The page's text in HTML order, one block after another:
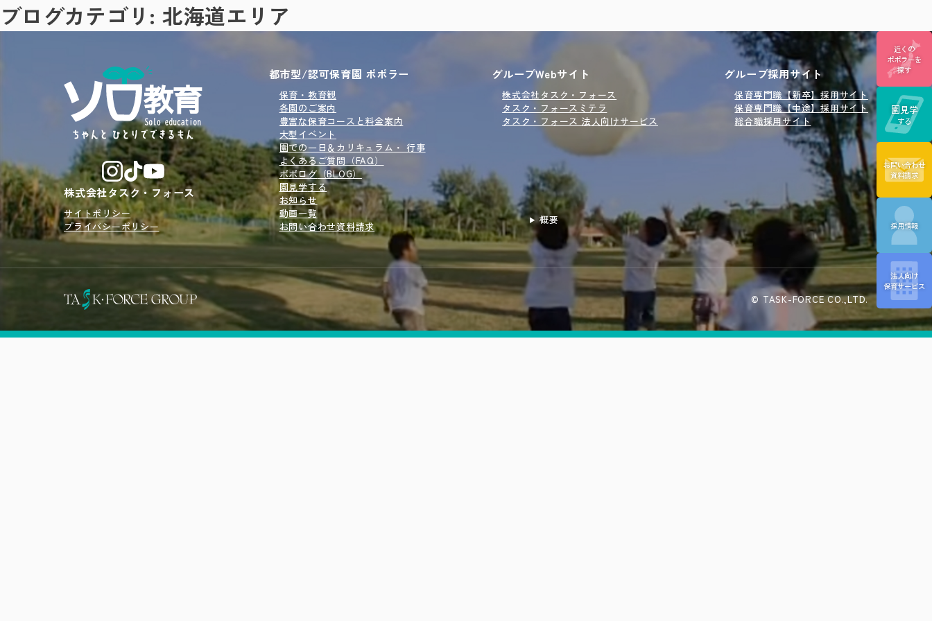
ブログカテゴリ: 北海道エリア
近くの
ポポラーを
探す
園見学
する
お問い合わせ
資料請求
採用情報
法人向け
保育サービス
株式会社タスク・フォース
サイトポリシー
プライバシーポリシー
都市型/認可保育園 ポポラー
保育・教育観
各園のご案内
豊富な保育コースと料金案内
大型イベント
園での一日＆ カリキュラム・ 行事
よくあるご質問（FAQ）
ポポログ（BLOG）
園見学する
お知らせ
動画一覧
お問い合わせ資料請求
グループWebサイト
株式会社タスク・フォース
タスク・フォースミテラ
タスク・フォース 法人向けサービス
グループ採用サイト
保育専門職【新卒】採用サイト
保育専門職【中途】採用サイト
総合職採用サイト
概要
© TASK-FORCE CO.,LTD.